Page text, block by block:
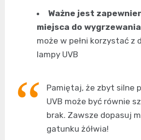
Ważne jest
miejsca do
może w pełni korzystać z
lampy UVB
Pamiętaj, że zbyt silne
UVB może być równie
brak. Zawsze dopasuj
gatunku żółwia!